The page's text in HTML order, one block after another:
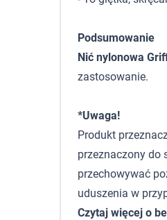
Podsumowanie
Nić nylonowa
zastosowanie.
*Uwaga!
Produkt
przeznaczony do
przechowywać
uduszenia w
Czytaj więcej o